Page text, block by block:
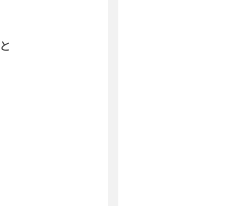
と